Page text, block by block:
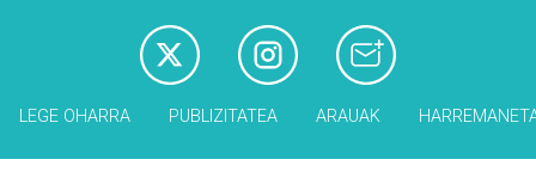
LEGE OHARRA PUBLIZITATEA ARAUAK